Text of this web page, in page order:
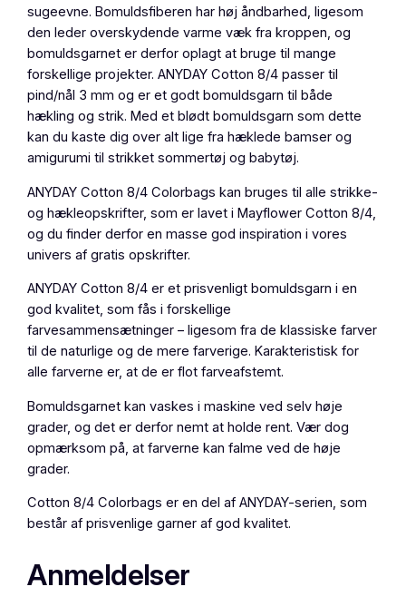
a
n
t
a
l
sugeevne. Bomuldsfiberen har høj åndbarhed, ligesom
den leder overskydende varme væk fra kroppen, og
bomuldsgarnet er derfor oplagt at bruge til mange
forskellige projekter. ANYDAY Cotton 8/4 passer til
pind/nål 3 mm og er et godt bomuldsgarn til både
hækling og strik. Med et blødt bomuldsgarn som dette
kan du kaste dig over alt lige fra hæklede bamser og
amigurumi til strikket sommertøj og babytøj.
ANYDAY Cotton 8/4 Colorbags kan bruges til alle strikke-
og hækleopskrifter, som er lavet i Mayflower Cotton 8/4,
og du finder derfor en masse god inspiration i vores
univers af gratis opskrifter.
ANYDAY Cotton 8/4 er et prisvenligt bomuldsgarn i en
god kvalitet, som fås i forskellige
farvesammensætninger – ligesom fra de klassiske farver
til de naturlige og de mere farverige. Karakteristisk for
alle farverne er, at de er flot farveafstemt.
Bomuldsgarnet kan vaskes i maskine ved selv høje
grader, og det er derfor nemt at holde rent. Vær dog
opmærksom på, at farverne kan falme ved de høje
grader.
Cotton 8/4 Colorbags er en del af ANYDAY-serien, som
består af prisvenlige garner af god kvalitet.
Anmeldelser